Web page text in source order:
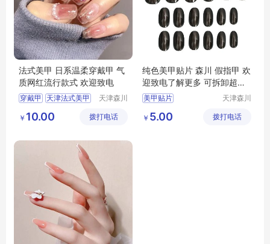
法式美甲 日系温柔穿戴甲 气
质网红流行款式 欢迎致电
穿戴甲
天津法式美甲
美甲贴片厂家
天津森川
限公司
￥ 10.00 拨打电话
纯色美甲贴片 森川 假指甲 欢
迎致电了解更多 可拆卸超薄
粉胶果冻胶贴
美甲贴片
天津假指甲
天津森川
限公司
￥ 5.00 拨打电话